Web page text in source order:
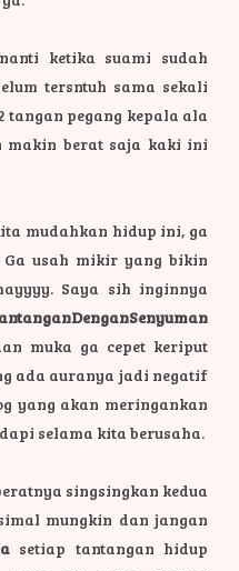
ketika suami sudah
tersntuh sama sekali
tangan pegang kepala ala
makin berat saja kaki ini
mudahkan hidup ini, ga
usah mikir yang bikin
Saya sih inginnya
muka ga cepet keriput
ada auranya jadi negatif
yang akan meringankan
selama kita berusaha.
singsingkan kedua
mungkin dan jangan
setiap tantangan hidup